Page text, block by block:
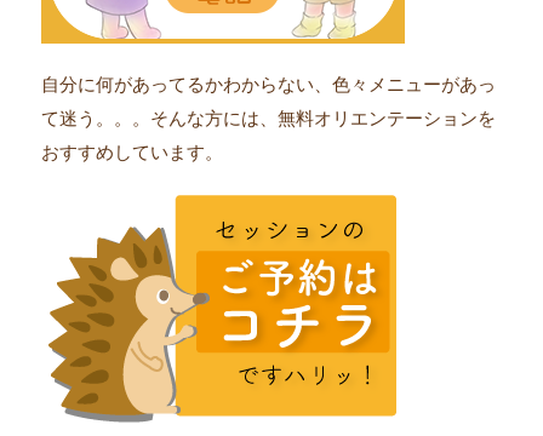
自分に何があってるかわからない、色々メニューがあっ
て迷う。。。そんな方には、無料オリエンテーションを
おすすめしています。